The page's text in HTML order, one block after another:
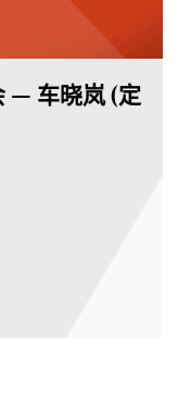
— 车晓岚 (定